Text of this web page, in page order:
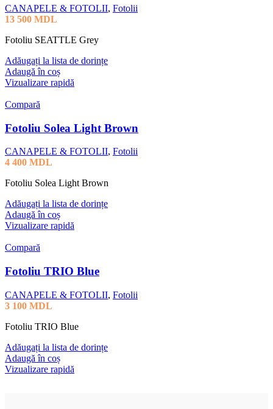
CANAPELE & FOTOLII, Fotolii
13 500 MDL
Fotoliu SEATTLE Grey
Adăugați la lista de dorințe
Adaugă în coș
Vizualizare rapidă
Compară
Fotoliu Solea Light Brown
CANAPELE & FOTOLII, Fotolii
4 400 MDL
Fotoliu Solea Light Brown
Adăugați la lista de dorințe
Adaugă în coș
Vizualizare rapidă
Compară
Fotoliu TRIO Blue
CANAPELE & FOTOLII, Fotolii
3 100 MDL
Fotoliu TRIO Blue
Adăugați la lista de dorințe
Adaugă în coș
Vizualizare rapidă